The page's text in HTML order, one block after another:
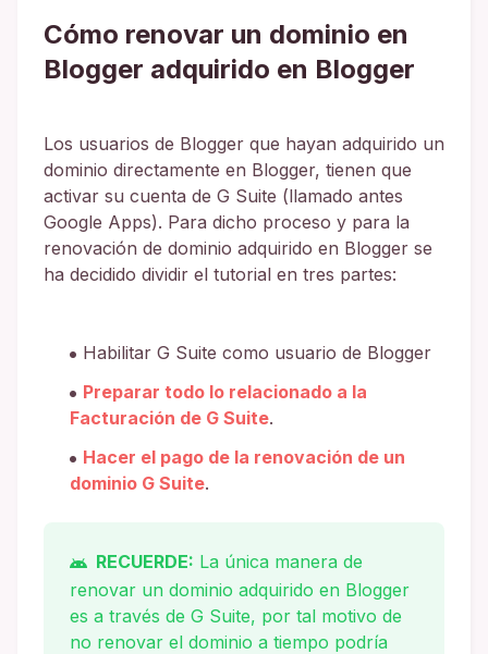
Cómo renovar un dominio en
Blogger adquirido en Blogger
Los usuarios de Blogger que hayan adquirido un
dominio directamente en Blogger, tienen que
activar su cuenta de G Suite (llamado antes
Google Apps). Para dicho proceso y para la
renovación de dominio adquirido en Blogger se
ha decidido dividir el tutorial en tres partes:
Habilitar G Suite como usuario de Blogger
Preparar todo lo relacionado a la
Facturación de G Suite.
Hacer el pago de la renovación de un
dominio G Suite.
RECUERDE: La única manera de
renovar un dominio adquirido en Blogger
es a través de G Suite, por tal motivo de
no renovar el dominio a tiempo podría